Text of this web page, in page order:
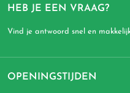
HEB JE EEN VRAAG?
Vind je antwoord snel en
OPENINGSTIJDEN